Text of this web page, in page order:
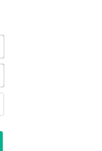
Ad:*
E-